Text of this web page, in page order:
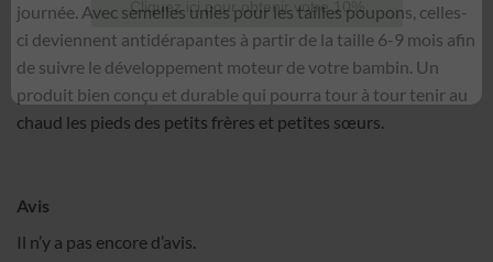
journée. Avec semelles unies pour les tailles poupons, celles-
ci deviennent antidérapantes à partir de la taille 6-9 mois afin
de suivre le développement moteur de votre bambin. Un
produit bien conçu et durable qui pourra tour à tour tenir au
chaud les pieds des petits frères et petites sœurs.
Avis
Il n’y a pas encore d’avis.
Cliquez ici pour obtenir votre 10%